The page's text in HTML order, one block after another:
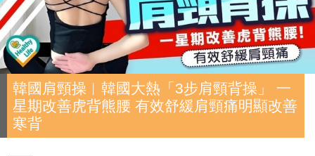
韓國肩頸操︱韓國大熱「3步肩頸背操」 一
星期改善虎背熊腰 有效舒緩肩頸痛明顯改善
寒背